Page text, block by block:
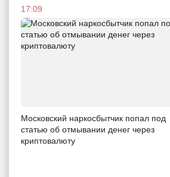
17:09
Московский наркосбытчик попал под
статью об отмывании денег через
криптовалюту